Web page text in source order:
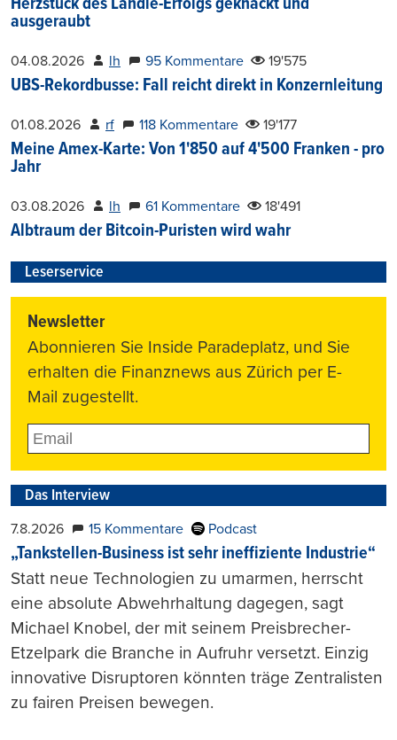
Herzstück des Ländle-Erfolgs geknackt und
ausgeraubt
04.08.2026 lh 95 Kommentare 19'575
UBS-Rekordbusse: Fall reicht direkt in Konzernleitung
01.08.2026 rf 118 Kommentare 19'177
Meine Amex-Karte: Von 1'850 auf 4'500 Franken - pro
Jahr
03.08.2026 lh 61 Kommentare 18'491
Albtraum der Bitcoin-Puristen wird wahr
Leserservice
Newsletter
Abonnieren Sie Inside Paradeplatz, und Sie
erhalten die Finanznews aus Zürich per E-
Mail zugestellt.
Das Interview
7.8.2026 15 Kommentare Podcast
„Tankstellen-Business ist sehr ineffiziente Industrie“
Statt neue Technologien zu umarmen, herrscht
eine absolute Abwehrhaltung dagegen, sagt
Michael Knobel, der mit seinem Preisbrecher-
Etzelpark die Branche in Aufruhr versetzt. Einzig
innovative Disruptoren könnten träge Zentralisten
zu fairen Preisen bewegen.